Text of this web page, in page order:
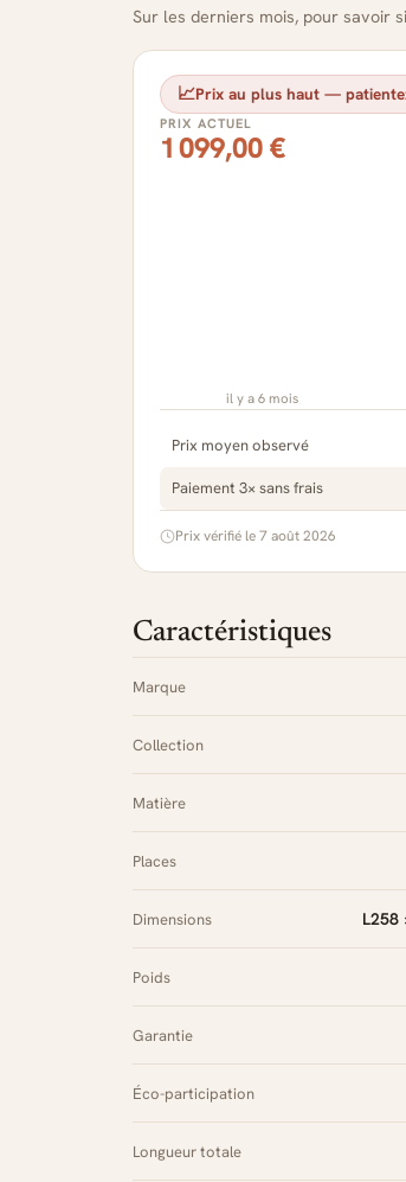
Sur les derniers mois, pour savoir
📈Prix au plus haut —
PRIX ACTUEL
1 099,00 €
il y a 6 mois
Prix moyen observé
Paiement 3× sans frais
Prix vérifié le 7 août 2026
Caractéristiques
Marque
Collection
Matière
Places
Dimensions L258
Poids
Garantie
Éco-participation
Longueur totale